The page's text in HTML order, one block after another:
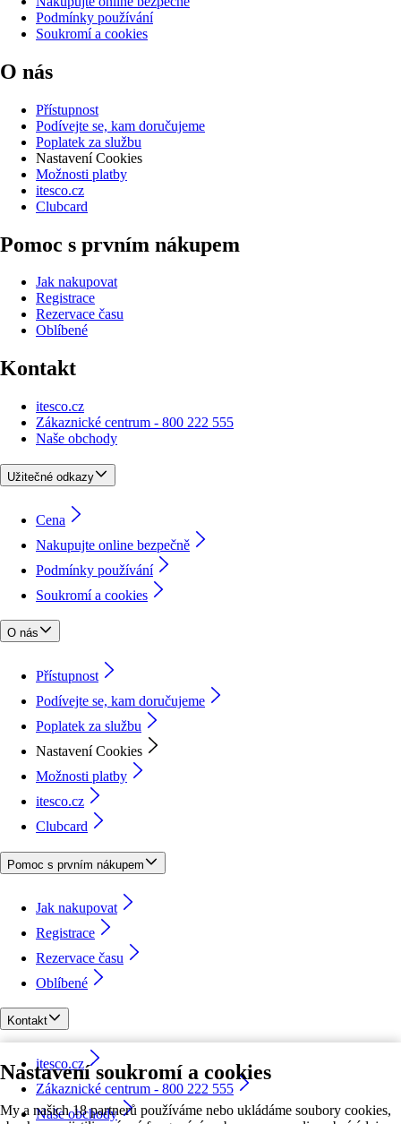
Nastavení soukromí a cookies
My a našich 18 partnerů používáme nebo ukládáme soubory cookies,
Podmínky používání
Soukromí a cookies
O nás
Přístupnost
Podívejte se, kam doručujeme
Poplatek za službu
Nastavení Cookies
Možnosti platby
itesco.cz
Clubcard
Pomoc s prvním nákupem
Jak nakupovat
Registrace
Rezervace času
Oblíbené
Kontakt
itesco.cz
Zákaznické centrum - 800 222 555
Naše obchody
Užitečné odkazy
Cena
Nakupujte online bezpečně
Podmínky používání
Soukromí a cookies
O nás
Přístupnost
Podívejte se, kam doručujeme
Poplatek za službu
Nastavení Cookies
Možnosti platby
itesco.cz
Clubcard
Pomoc s prvním nákupem
Jak nakupovat
Registrace
Rezervace času
Oblíbené
Kontakt
itesco.cz
Zákaznické centrum - 800 222 555
Naše obchody